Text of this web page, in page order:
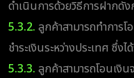
ดำเนินการด้วยวิธีการฝากดัง
5.3.2. ลูกค้าสามารถทำการ
ชำระเงินระหว่างประเทศ ซึ่ง
5.3.3. ลูกค้าสามารถโอนเงิ